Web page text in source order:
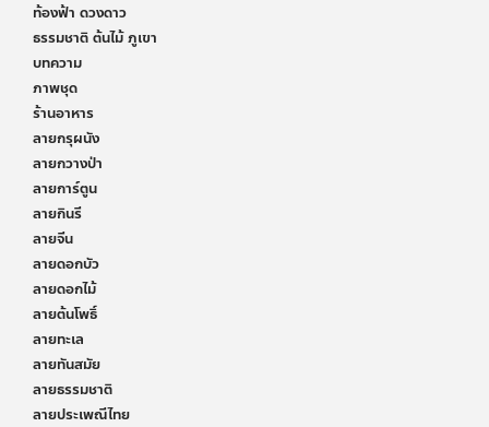
ท้องฟ้า ดวงดาว
ธรรมชาติ ต้นไม้ ภูเขา
บทความ
ภาพชุด
ร้านอาหาร
ลายกรุผนัง
ลายกวางป่า
ลายการ์ตูน
ลายกินรี
ลายจีน
ลายดอกบัว
ลายดอกไม้
ลายต้นโพธิ์
ลายทะเล
ลายทันสมัย
ลายธรรมชาติ
ลายประเพณีไทย